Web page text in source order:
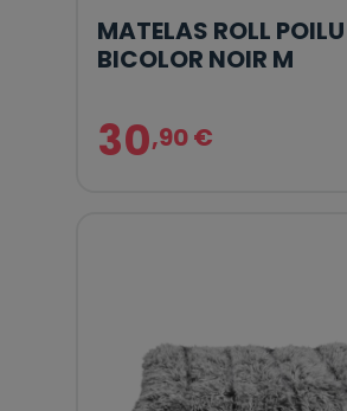
MATELAS ROLL POILU
BICOLOR NOIR M
30,90 €